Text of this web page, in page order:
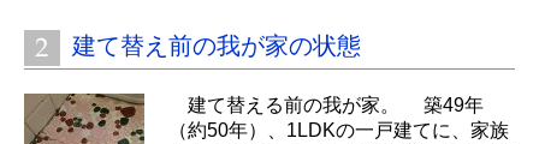
建て替え前の我が家の状態
建て替える前の我が家。 築49年
（約50年）、1LDKの一戸建てに、家族